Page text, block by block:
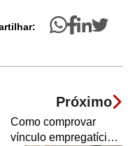
Próximo
Como comprovar
vínculo empregatício